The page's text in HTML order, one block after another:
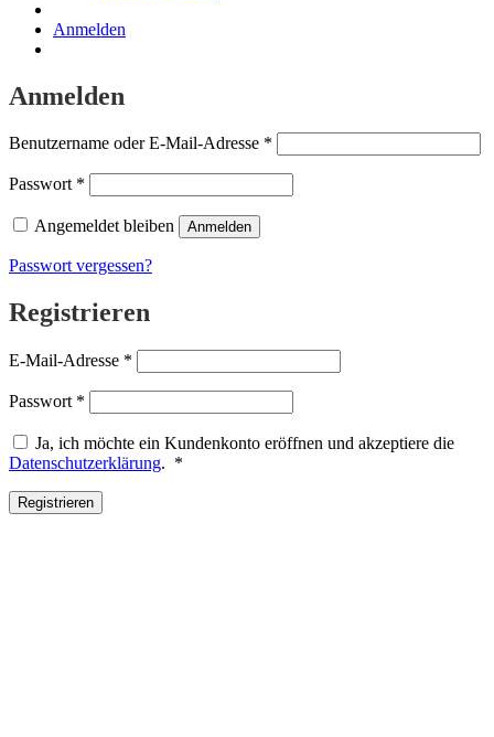
Anmelden
Anmelden
Benutzername oder E-Mail-Adresse *
Passwort *
Angemeldet bleiben Anmelden
Passwort vergessen?
Registrieren
E-Mail-Adresse *
Passwort *
Ja, ich möchte ein Kundenkonto eröffnen und akzeptiere die
Datenschutzerklärung. *
Registrieren